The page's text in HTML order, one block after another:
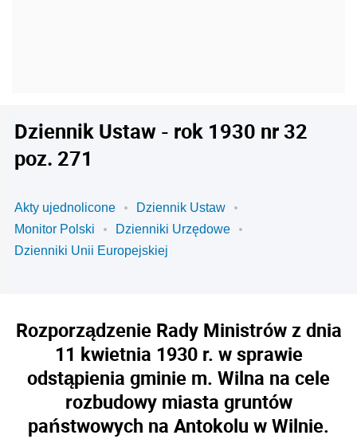
Dziennik Ustaw - rok 1930 nr 32
poz. 271
Akty ujednolicone
Dziennik Ustaw
Monitor Polski
Dzienniki Urzędowe
Dzienniki Unii Europejskiej
Rozporządzenie Rady Ministrów z dnia
11 kwietnia 1930 r. w sprawie
odstąpienia gminie m. Wilna na cele
rozbudowy miasta gruntów
państwowych na Antokolu w Wilnie.